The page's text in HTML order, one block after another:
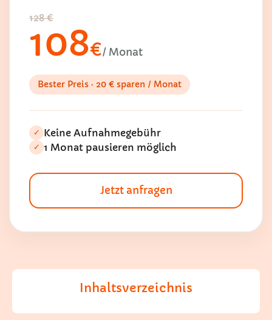
128 €
108€/ Monat
Bester Preis · 20 € sparen / Monat
✓ Keine Aufnahmegebühr
✓ 1 Monat pausieren möglich
Jetzt anfragen
Inhaltsverzeichnis